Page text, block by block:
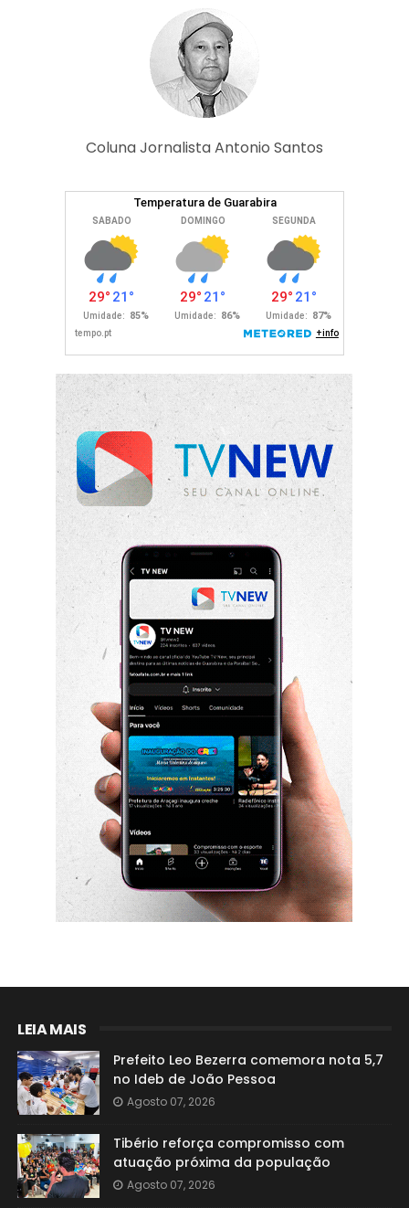
Coluna Jornalista Antonio Santos
LEIA MAIS
Prefeito Leo Bezerra comemora nota 5,7
no Ideb de João Pessoa
Agosto 07, 2026
Tibério reforça compromisso com
atuação próxima da população
Agosto 07, 2026